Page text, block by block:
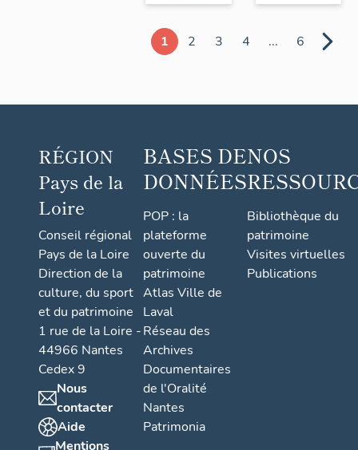
Baptiste
et de 2
1 2 3 4 ... 6
RÉGION
Pays de la
Loire
Conseil régional
Pays de la Loire
Direction de la
culture, du sport
et du patrimoine
1 rue de la Loire -
44966 Nantes
Cedex 9
Nous
contacter
Aide
Mentions
BASES DE
DONNÉES
POP : la
plateforme
ouverte du
patrimoine
Atlas Ville de
Laval
Réseau des
Archives
Documentaires
de l'Oralité
Nantes
Patrimonia
NOS
Bibliothèque du
patrimoine
Visites virtuelles
Publications